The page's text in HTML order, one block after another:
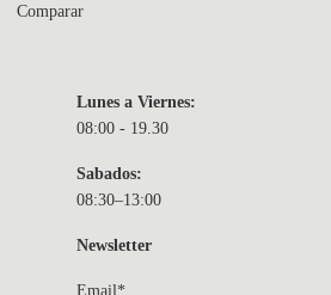
Comparar
Lunes a Viernes:
08:00 - 19.30
Sabados:
08:30–13:00
Newsletter
Email*